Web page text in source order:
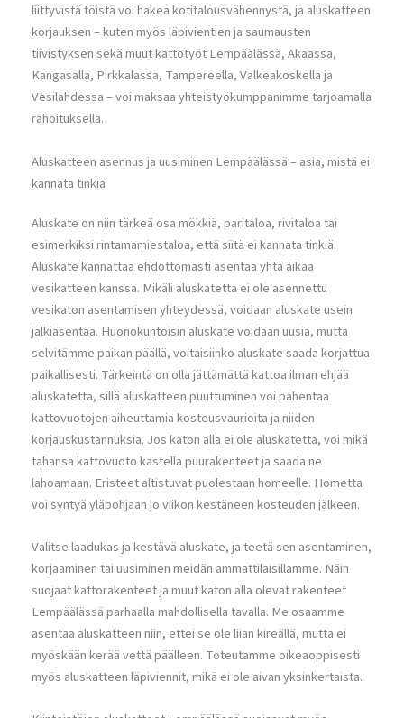
liittyvistä töistä voi hakea kotitalousvähennystä, ja aluskatteen
korjauksen – kuten myös läpivientien ja saumausten
tiivistyksen sekä muut kattotyöt Lempäälässä, Akaassa,
Kangasalla, Pirkkalassa, Tampereella, Valkeakoskella ja
Vesilahdessa – voi maksaa yhteistyökumppanimme tarjoamalla
rahoituksella.
Aluskatteen asennus ja uusiminen Lempäälässä – asia, mistä ei
kannata tinkiä
Aluskate on niin tärkeä osa mökkiä, paritaloa, rivitaloa tai
esimerkiksi rintamamiestaloa, että siitä ei kannata tinkiä.
Aluskate kannattaa ehdottomasti asentaa yhtä aikaa
vesikatteen kanssa. Mikäli aluskatetta ei ole asennettu
vesikaton asentamisen yhteydessä, voidaan aluskate usein
jälkiasentaa. Huonokuntoisin aluskate voidaan uusia, mutta
selvitämme paikan päällä, voitaisiinko aluskate saada korjattua
paikallisesti. Tärkeintä on olla jättämättä kattoa ilman ehjää
aluskatetta, sillä aluskatteen puuttuminen voi pahentaa
kattovuotojen aiheuttamia kosteusvaurioita ja niiden
korjauskustannuksia. Jos katon alla ei ole aluskatetta, voi mikä
tahansa kattovuoto kastella puurakenteet ja saada ne
lahoamaan. Eristeet altistuvat puolestaan homeelle. Hometta
voi syntyä yläpohjaan jo viikon kestäneen kosteuden jälkeen.
Valitse laadukas ja kestävä aluskate, ja teetä sen asentaminen,
korjaaminen tai uusiminen meidän ammattilaisillamme. Näin
suojaat kattorakenteet ja muut katon alla olevat rakenteet
Lempäälässä parhaalla mahdollisella tavalla. Me osaamme
asentaa aluskatteen niin, ettei se ole liian kireällä, mutta ei
myöskään kerää vettä päälleen. Toteutamme oikeaoppisesti
myös aluskatteen läpiviennit, mikä ei ole aivan yksinkertaista.